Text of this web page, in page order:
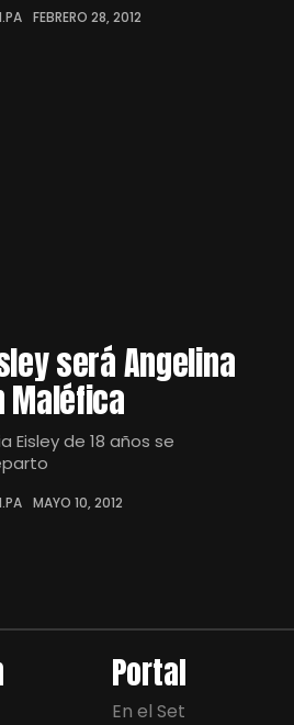
FEBRERO 28, 2012
será Angelina
Maléfica
Eisley de 18 años se
MAYO 10, 2012
Portal
En el Set